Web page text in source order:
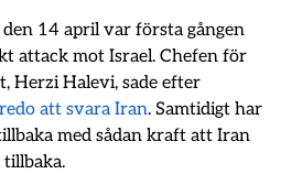
14 april var första gången
attack mot Israel. Chefen för
Herzi Halevi, sade efter
redo att svara Iran. Samtidigt har
med sådan kraft att Iran
tillbaka.